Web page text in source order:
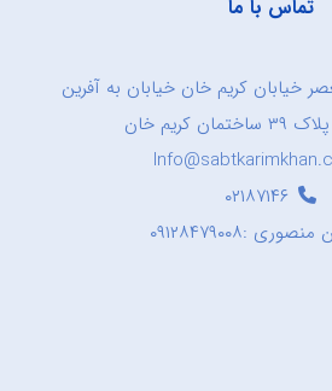
تماس با ما
خیابان کریم خان خیابان به آفرین
کریم خان
۰۲۱۸۷۱۴۶
:۰۹۱۲۸۴۷۹۰۰۸